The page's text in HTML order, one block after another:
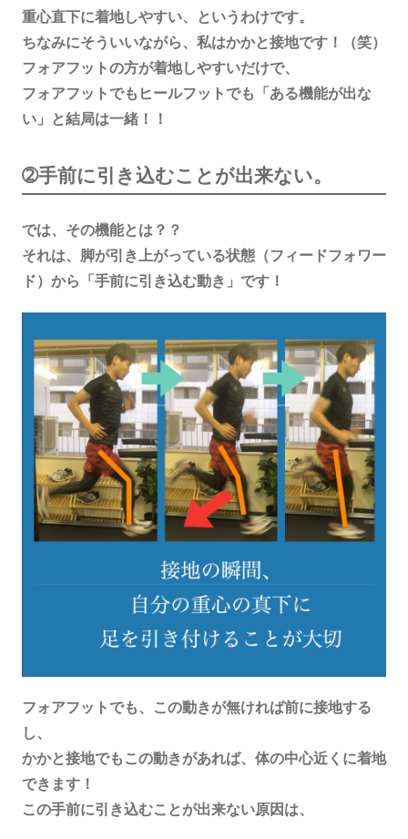
重心直下に着地しやすい、というわけです。
ちなみにそういいながら、私はかかと接地です！（笑）
フォアフットの方が着地しやすいだけで、
フォアフットでもヒールフットでも「ある機能が出な
い」と結局は一緒！！
➁手前に引き込むことが出来ない。
では、その機能とは？？
それは、脚が引き上がっている状態（フィードフォワー
ド）から「手前に引き込む動き」です！
フォアフットでも、この動きが無ければ前に接地する
し、
かかと接地でもこの動きがあれば、体の中心近くに着地
できます！
この手前に引き込むことが出来ない原因は、